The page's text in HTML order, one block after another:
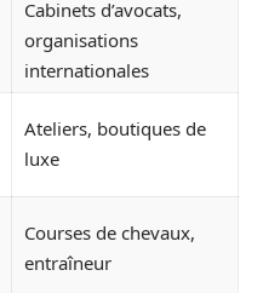
Cabinets d’avocats,
organisations
internationales
Ateliers, boutiques de
luxe
Courses de chevaux,
entraîneur